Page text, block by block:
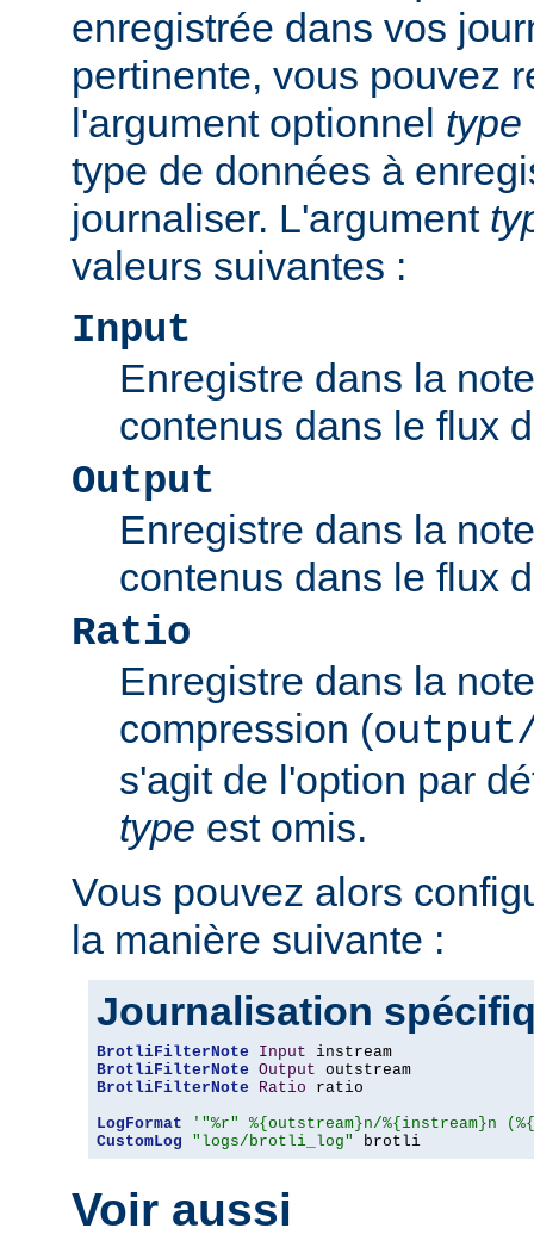
enregistrée dans vos
pertinente, vous pouvez
l'argument optionnel type
type de données à
journaliser. L'argument
valeurs suivantes :
Input
Enregistre dans la
contenus dans le flux
Output
Enregistre dans la
contenus dans le flux
Ratio
Enregistre dans la
compression (
s'agit de l'option par
type est omis.
Vous pouvez alors
la manière suivante :
Journalisation
BrotliFilterNote Input
BrotliFilterNote Output
BrotliFilterNote
Ratio ratio
LogFormat
'"%r" %{outstream}n/%{instream}n
CustomLog
"logs/brotli_log" brotli
Voir aussi